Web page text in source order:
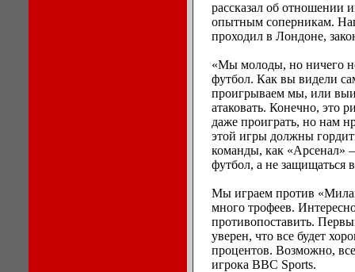
рассказал об отношении
опытным соперникам.
проходил в Лондоне,
«Мы молоды, но ничего
футбол. Как вы видели
проигрываем мы, или
атаковать. Конечно, это
даже проиграть, но нам
этой игры должны
команды, как «Арсенал»
футбол, а не защищаться
Мы играем против
много трофеев.
противопоставить.
уверен, что все будет
процентов. Возможно,
игрока BBC Sports.